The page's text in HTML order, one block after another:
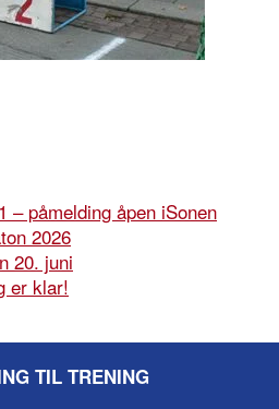
– påmelding åpen iSonen
2026
20. juni
er klar!
TIL TRENING